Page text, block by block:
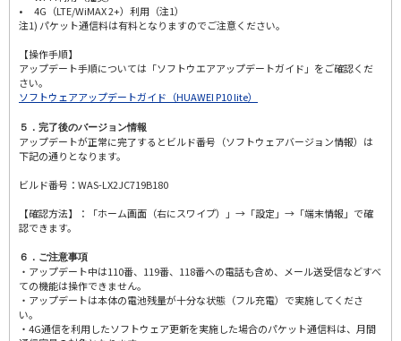
• 4G（LTE/WiMAX 2+）利用（注1）
注1) パケット通信料は有料となりますのでご注意ください。
【操作手順】
アップデート手順については「ソフトウエアアップデートガイド」をご確認くだ
さい。
ソフトウェアアップデートガイド（HUAWEI P10 lite）
５．完了後のバージョン情報
アップデートが正常に完了するとビルド番号（ソフトウェアバージョン情報）は
下記の通りとなります。
ビルド番号：WAS-LX2JC719B180
【確認方法】：「ホーム画面（右にスワイプ）」→「設定」→「端末情報」で確
認できます。
６．ご注意事項
・アップデート中は110番、119番、118番への電話も含め、メール送受信などすべ
ての機能は操作できません。
・アップデートは本体の電池残量が十分な状態（フル充電）で実施してくださ
い。
・4G通信を利用したソフトウェア更新を実施した場合のパケット通信料は、月間